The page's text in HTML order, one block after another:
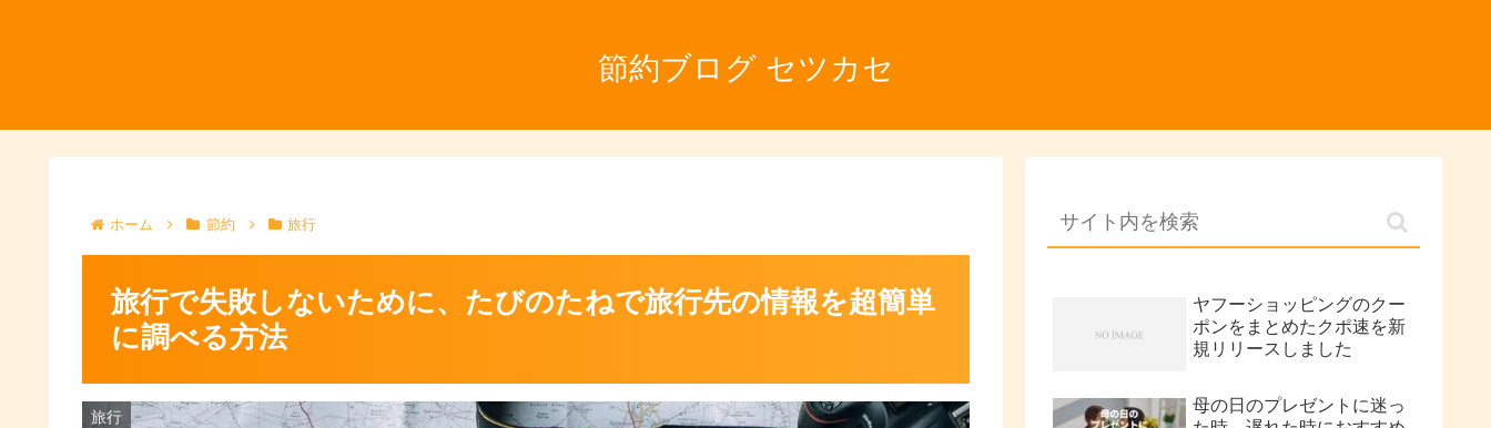
節約ブログ セツカセ
ホーム 節約 旅行
旅行で失敗しないために、たびのたねで旅行先の情報を超簡単
に調べる方法
旅行
ヤフーショッピングのクー
ポンをまとめたクポ速を新
規リリースしました
母の日のプレゼントに迷っ